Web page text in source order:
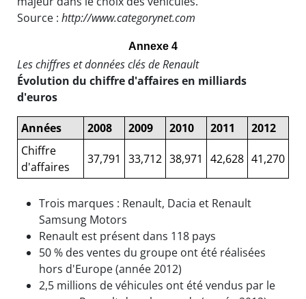
Source : http://www.categorynet.com
Annexe 4
Les chiffres et données clés de Renault
Évolution du chiffre d'affaires en milliards
d'euros
Années 2008 2009 2010 2011
2012
Chiffre
d'affaires
37,791 33,712 38,971 42,628 41,270
Trois marques : Renault, Dacia et Renault
Samsung Motors
Renault est présent dans 118 pays
50 % des ventes du groupe ont été réalisées
hors d'Europe (année 2012)
2,5 millions de véhicules ont été vendus par le